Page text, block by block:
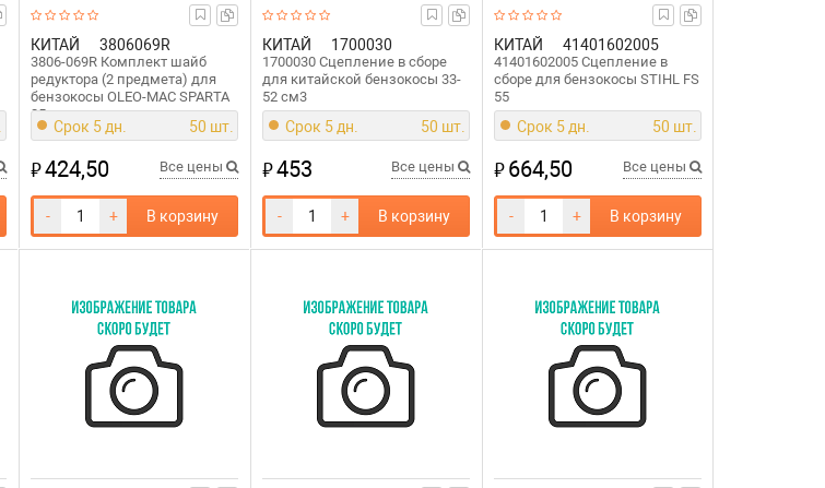
КИТАЙ 3806069R
3806-069R Комплект шайб
редуктора (2 предмета) для
бензокосы OLEO-MAC SPARTA
25
Срок 5 дн. 50 шт.
₽424,50 Все цены
- + В корзину
КИТАЙ 1700030
1700030 Сцепление в сборе
для китайской бензокосы 33-
52 см3
Срок 5 дн. 50 шт.
₽453 Все цены
- + В корзину
КИТАЙ 41401602005
41401602005 Сцепление в
сборе для бензокосы STIHL FS
55
Срок 5 дн. 50 шт.
₽664,50 Все цены
- + В корзину